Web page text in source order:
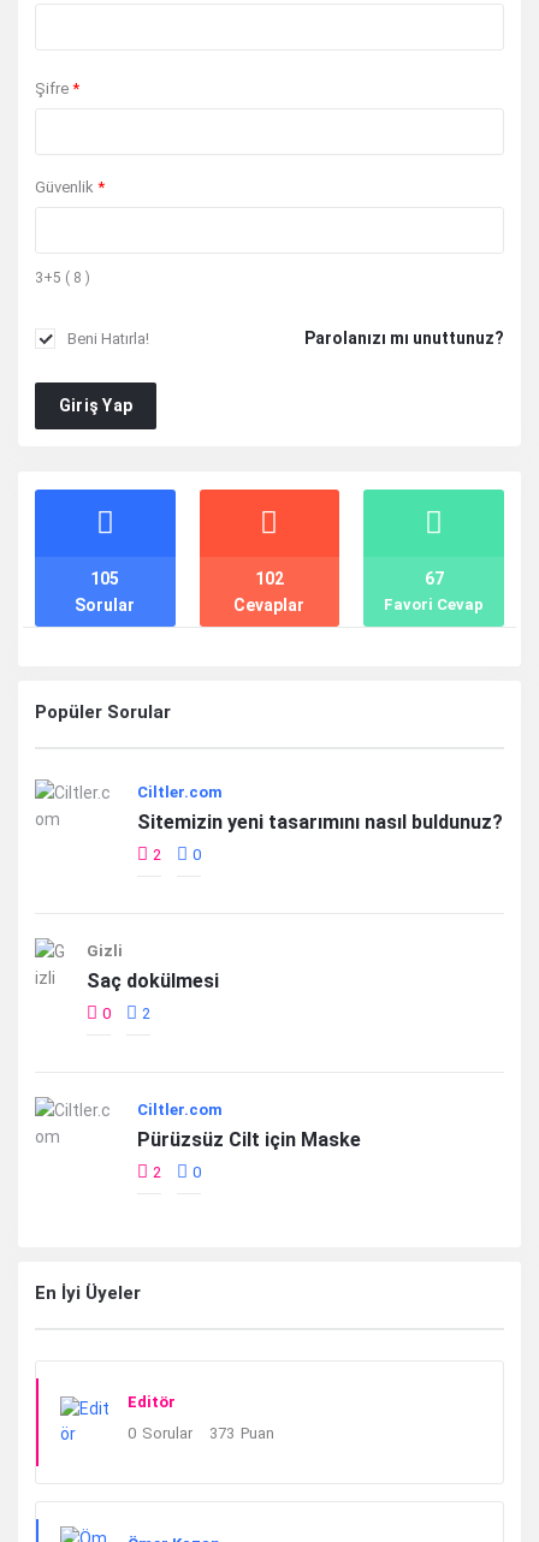
Şifre *
Güvenlik *
3+5 ( 8 )
Beni Hatırla! Parolanızı mı unuttunuz?
Giriş Yap
Stats
Sorular
105
Cevaplar
102
Favori Cevap
67
Popüler Sorular
Ciltler.com
Sitemizin yeni tasarımını nasıl buldunuz?
2 0
Gizli
Saç dokülmesi
0 2
Ciltler.com
Pürüzsüz Cilt için Maske
2 0
En İyi Üyeler
Editör
0 Sorular 373 Puan